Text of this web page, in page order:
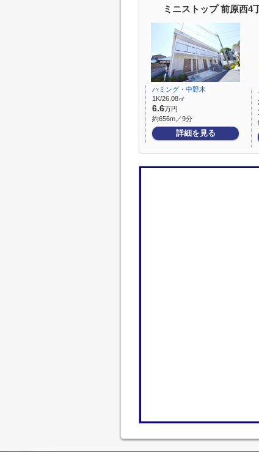
ミニストップ 前原西4
ハミング・中野木
1K/26.08㎡
6.6万円
約656m／9分
詳細を見る